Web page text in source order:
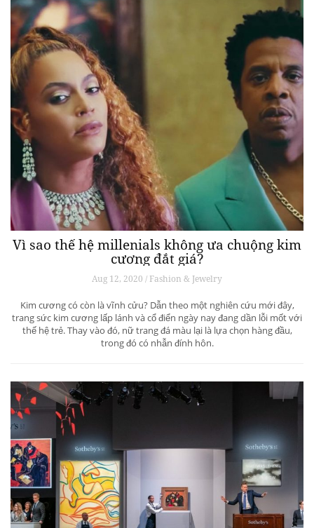
Vì sao thế hệ millenials không ưa chuộng kim
cương đắt giá?
Aug 12, 2020 / Fashion & Jewelry
Kim cương có còn là vĩnh cửu? Dẫn theo một nghiên cứu mới đây,
trang sức kim cương lấp lánh và cổ điển ngày nay đang dần lỗi mốt với
thế hệ trẻ. Thay vào đó, nữ trang đá màu lại là lựa chọn hàng đầu,
trong đó có nhẫn đính hôn.